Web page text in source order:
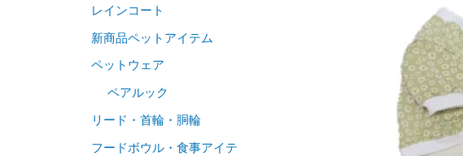
レインコート
新商品ペットアイテム
ペットウェア
ペアルック
リード・首輪・胴輪
フードボウル・食事アイテ